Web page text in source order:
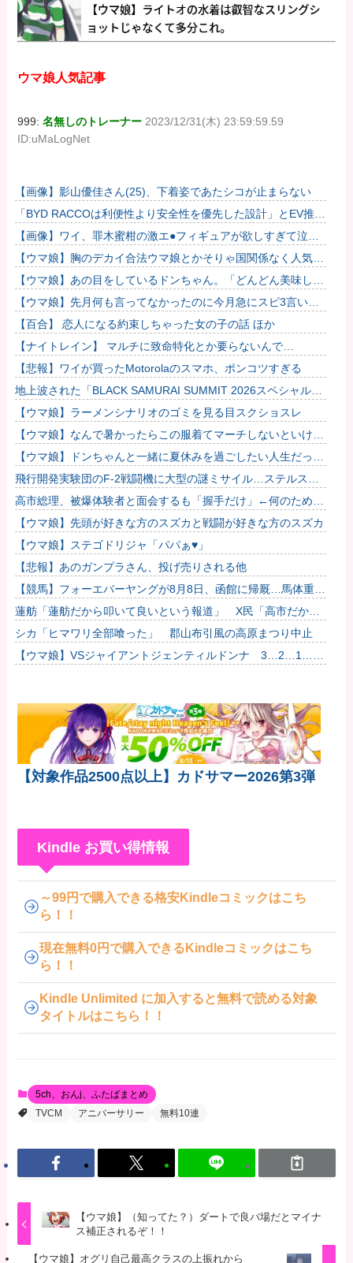
ウマ娘人気記事
999:名無しのトレーナー 2023/12/31(木) 23:59:59.59
ID:uMaLogNet
【画像】影山優佳さん(25)、下着姿であたシコが止まらない
「BYD RACCOは利便性より安全性を優先した設計」とEV推進
派がスカスカ構造を絶賛、これがRACCOの一番の特徴よな
【画像】ワイ、罪木蜜柑の激エ●フィギュアが欲しすぎて泣
く・・・・・・
【ウマ娘】胸のデカイ合法ウマ娘とかそりゃ国関係なく人気出
るわな
【ウマ娘】あの目をしているドンちゃん。「どんどん美味しく
実る…♡」
【ウマ娘】先月何も言ってなかったのに今月急にスピ3言い出
したのが怪しいよな。
【百合】 恋人になる約束しちゃった女の子の話 ほか
【ナイトレイン】 マルチに致命特化とか要らないんで…
【悲報】ワイが買ったMotorolaのスマホ、ポンコツすぎる
地上波された「BLACK SAMURAI SUMMIT 2026スペシャルマ
ッチ」チーム・ブラックが接戦を制す！MVPに...
【ウマ娘】ラーメンシナリオのゴミを見る目スクショスレ
【ウマ娘】なんで暑かったらこの服着てマーチしないといけな
いんだよぉ…
【ウマ娘】ドンちゃんと一緒に夏休みを過ごしたい人生だっ
た…
飛行開発実験団のF-2戦闘機に大型の謎ミサイル…ステルス性
と射程1000kmを誇る「最新鋭の空母キラー」か？！
高市総理、被爆体験者と面会するも「握手だけ」←何のために
会うんだよ…
【ウマ娘】先頭が好きな方のスズカと戦闘が好きな方のスズカ
【ウマ娘】ステゴドリジャ「パパぁ♥」
【悲報】あのガンプラさん、投げ売りされる他
【競馬】フォーエバーヤングが8月8日、函館に帰厩…馬体重な
んと573キロ。←「デカすぎんだろ…」他
蓮舫「蓮舫だから叩いて良いという報道」 X民「高市だから
叩いて良いをやってるのがお前だろ」
シカ「ヒマワリ全部喰った」 郡山布引風の高原まつり中止
【ウマ娘】VSジャイアントジェンティルドンナ 3…2…1…
【対象作品2500点以上】カドサマー2026第3弾
Kindle お買い得情報
～99円で購入できる格安Kindleコミックはこち
ら！！
現在無料0円で購入できるKindleコミックはこち
ら！！
Kindle Unlimited に加入すると無料で読める対象
タイトルはこちら！！
5ch、おんj、ふたばまとめ
TVCM
アニバーサリー 無料10連
【ウマ娘】（知ってた？）ダートで良バ場だとマイナ
ス補正されるぞ！！
【ウマ娘】オグリ自己最高クラスの上振れから